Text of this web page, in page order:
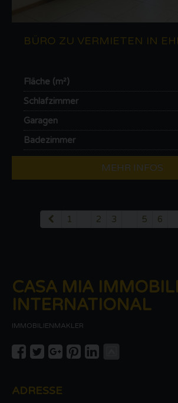
BÜRO ZU VERMIETEN IN
Fläche (m²)
Schlafzimmer
Garagen
Badezimmer
MEHR INFOS
1 2 3 5 6
CASA MIA
INTERNATIONAL
IMMOBILIENMAKLER
ADRESSE